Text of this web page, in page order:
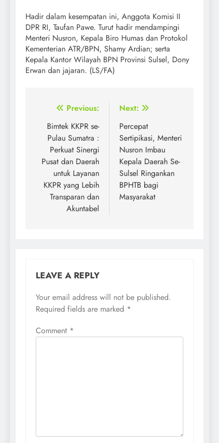
Hadir dalam kesempatan ini, Anggota Komisi II
DPR RI, Taufan Pawe. Turut hadir mendampingi
Menteri Nusron, Kepala Biro Humas dan Protokol
Kementerian ATR/BPN, Shamy Ardian; serta
Kepala Kantor Wilayah BPN Provinsi Sulsel, Dony
Erwan dan jajaran. (LS/FA)
Post
navigation
Previous:
Bimtek KKPR se-
Pulau Sumatra :
Perkuat Sinergi
Pusat dan Daerah
untuk Layanan
KKPR yang Lebih
Transparan dan
Akuntabel
Next:
Percepat
Sertipikasi, Menteri
Nusron Imbau
Kepala Daerah Se-
Sulsel Ringankan
BPHTB bagi
Masyarakat
LEAVE A REPLY
Your email address will not be published.
Required fields are marked *
Comment *